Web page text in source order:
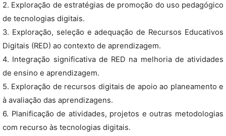
2. Exploração de estratégias de promoção do uso pedagógico
de tecnologias digitais.
3. Exploração, seleção e adequação de Recursos Educativos
Digitais (RED) ao contexto de aprendizagem.
4. Integração significativa de RED na melhoria de atividades
de ensino e aprendizagem.
5. Exploração de recursos digitais de apoio ao planeamento e
à avaliação das aprendizagens.
6. Planificação de atividades, projetos e outras metodologias
com recurso às tecnologias digitais.